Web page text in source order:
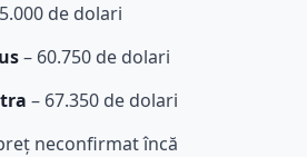
de dolari
– 60.750 de dolari
– 67.350 de dolari
neconfirmat încă